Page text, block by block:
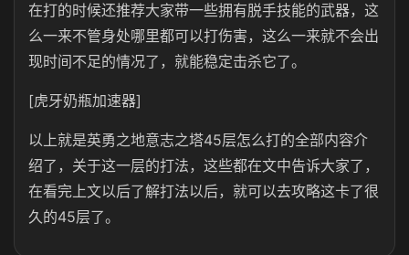
在打的时候还推荐大家带一些拥有脱手技能的武器，这
么一来不管身处哪里都可以打伤害，这么一来就不会出
现时间不足的情况了，就能稳定击杀它了。
[虎牙奶瓶加速器]
以上就是英勇之地意志之塔45层怎么打的全部内容介
绍了，关于这一层的打法，这些都在文中告诉大家了，
在看完上文以后了解打法以后，就可以去攻略这卡了很
久的45层了。